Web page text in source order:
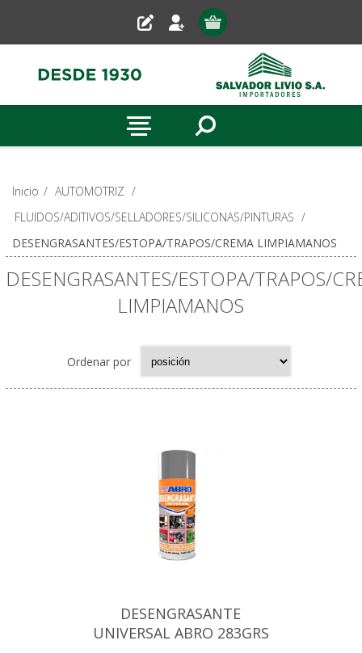
Inicio / AUTOMOTRIZ /
FLUIDOS/ADITIVOS/SELLADORES/SILICONAS/PINTURAS /
DESENGRASANTES/ESTOPA/TRAPOS/CREMA LIMPIAMANOS
DESENGRASANTES/ESTOPA/TRAPOS/
LIMPIAMANOS
Ordenar por
DESENGRASANTE
UNIVERSAL ABRO 283GRS